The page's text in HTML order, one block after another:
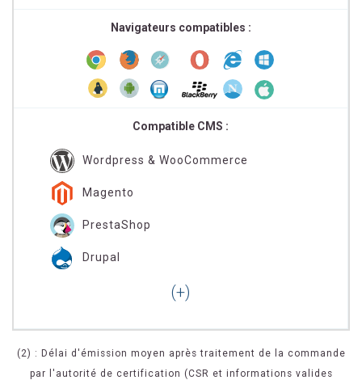
Navigateurs compatibles :
Compatible CMS :
Wordpress & WooCommerce
Magento
PrestaShop
Drupal
(2) : Délai d'émission moyen après traitement de la commande
par l'autorité de certification (CSR et informations valides